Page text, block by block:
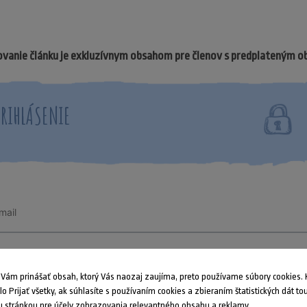
článku je exkluzívnym obsahom pre členov s predplateným
prinášať obsah, ktorý Vás naozaj zaujíma, preto používame súbory cookies.
Prijať všetky, ak súhlasíte s používaním cookies a zbieraním štatistických dát